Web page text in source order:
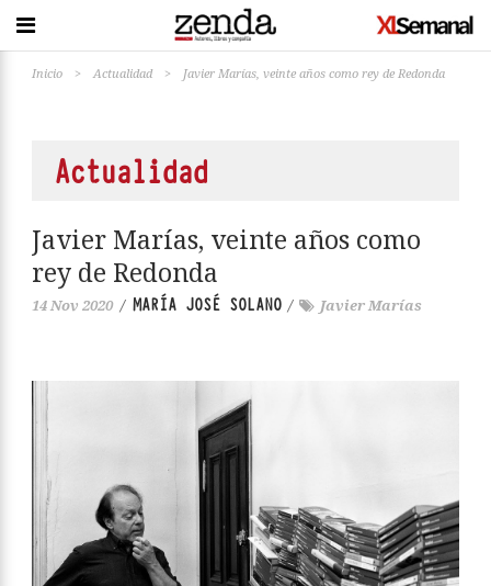
Inicio > Actualidad > Javier Marías, veinte años como rey de Redonda
Actualidad
Javier Marías, veinte años como
rey de Redonda
14 Nov 2020 / MARÍA JOSÉ SOLANO / Javier Marías